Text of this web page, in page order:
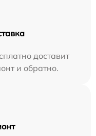
доставит
и обратно.